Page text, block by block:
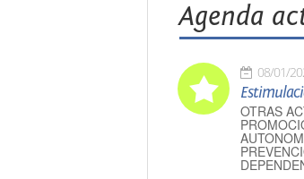
Agenda
08/01/
OTRAS